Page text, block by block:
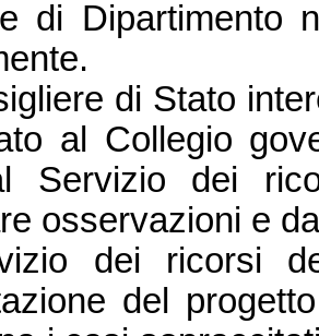
di Dipartimento
di Stato
al Collegio
Servizio dei
osservazioni e
dei ricorsi
del